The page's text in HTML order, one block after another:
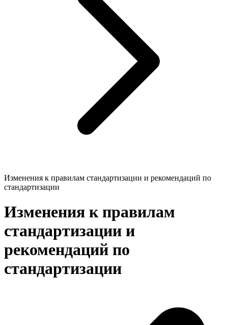
Изменения к правилам стандартизации и рекомендаций по
стандартизации
Изменения к правилам
стандартизации и
рекомендаций по
стандартизации